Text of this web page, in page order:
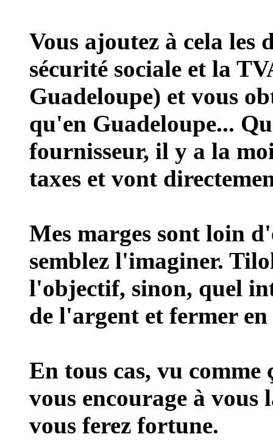
Vous ajoutez à cela les
sécurité sociale et la
Guadeloupe) et vous
qu'en Guadeloupe...
fournisseur, il y a la
taxes et vont
Mes marges sont loin
semblez l'imaginer.
l'objectif, sinon, quel
de l'argent et fermer en
En tous cas, vu
vous encourage à
vous ferez fortune.